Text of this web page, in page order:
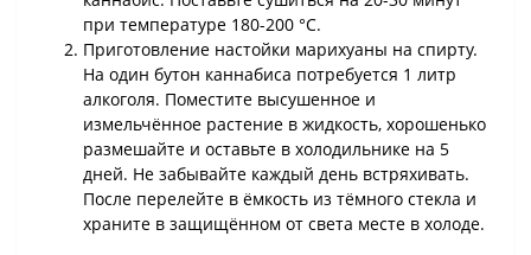
при температуре 180-200 °C.
Приготовление настойки марихуаны на спирту.
На один бутон каннабиса потребуется 1 литр
алкоголя. Поместите высушенное и
измельчённое растение в жидкость, хорошенько
размешайте и оставьте в холодильнике на 5
дней. Не забывайте каждый день встряхивать.
После перелейте в ёмкость из тёмного стекла и
храните в защищённом от света месте в холоде.